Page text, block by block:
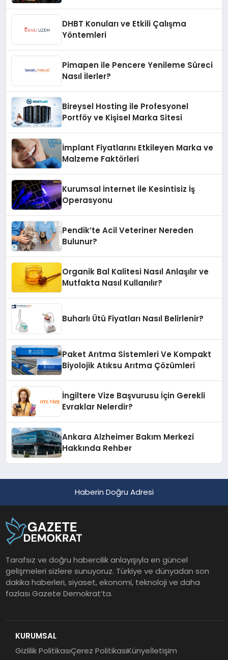
DHBT Konuları ve Etkili Çalışma
Yöntemleri
Pimapen ile Pencere Yenileme Süreci
Nasıl İlerler?
Bireysel Hosting ile Profesyonel
Portföy ve Kişisel Marka Sitesi
İmplant Fiyatlarını Etkileyen Marka ve
Malzeme Faktörleri
Kurumsal İnternet ile Kesintisiz İş
Operasyonu
Pendik’te Acil Veteriner Nereden
Bulunur?
Organik Bal Kalitesi Nasıl Anlaşılır ve
Mutfakta Nasıl Kullanılır?
Buharlı Ütü Fiyatları Nasıl Belirlenir?
Paket Arıtma Sistemleri Ve Kompakt
Biyolojik Atıksu Arıtma Çözümleri
İngiltere Vize Başvurusu İçin Gerekli
Evraklar Nelerdir?
Ankara Alzheimer Bakım Merkezi
Hakkında Rehber
Haberin Doğru Adresi
Tarafsız ve doğru habercilik anlayışıyla en güncel
gelişmeleri sizlere sunuyoruz. Türkiye ve dünyadan son
dakika haberleri, siyaset, ekonomi, teknoloji ve daha
fazlası Gazete Demokrat’ta.
KURUMSAL
Gizlilik PolitikasıÇerez PolitikasıKünyeİletişim